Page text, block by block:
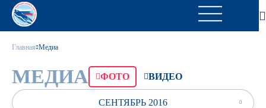
Главная Медиа
МЕДИА ФОТО ВИДЕО
СЕНТЯБРЬ 2016